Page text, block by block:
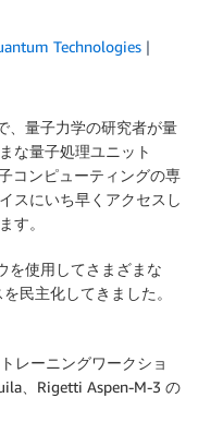
Technologies
、量子力学の研究者が量
な量子処理ユニット
コンピューティングの専
スにいち早くアクセスし
す。
を使用してさまざまな
民主化してきました。
レーニングワークショ
、Rigetti Aspen-M-3 の